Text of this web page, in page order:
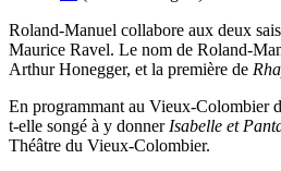
Roland-Manuel collabore aux deux
Maurice Ravel. Le nom de Roland-
Arthur Honegger, et la première de
En programmant au Vieux-Colombier
t-elle songé à y donner Isabelle et
Théâtre du Vieux-Colombier.